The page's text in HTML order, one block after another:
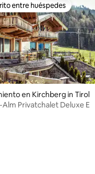
4.82 de 5, 34 reseñas
entre huéspedes
entre huéspedes
en Kirchberg in Tirol
Alm Privatchalet Deluxe E